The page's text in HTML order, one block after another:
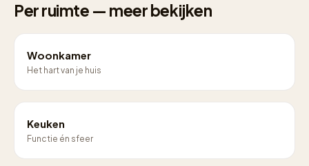
Per ruimte — meer bekijken
Woonkamer
Het hart van je huis
Keuken
Functie én sfeer